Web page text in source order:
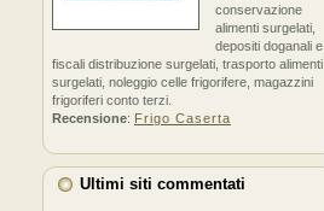
conservazione
alimenti surgelati,
depositi doganali e
fiscali distribuzione surgelati, trasporto alimenti
surgelati, noleggio celle frigorifere, magazzini
frigoriferi conto terzi.
Recensione: Frigo Caserta
Ultimi siti commentati